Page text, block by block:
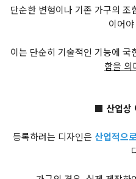
단순한 변형이나 기존 가구의 조
이어
이는 단순히 기술적인 기능에 국
함을 의
■ 산업상
등록하려는 디자인은 산업적으